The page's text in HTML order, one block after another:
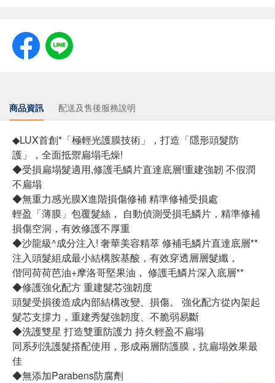
商品資訊 配送及售後服務說明
​◆LUX首創*「極輕光護膜技術」，打造「隱形頭髮防
護」，全面抵禦扁塌毛燥!
​◆受損扁塌髮適用,修護毛鱗片直達底層!重建強韌 不假潤
不扁塌
◆無重力感光膜X進階損傷修補 精準修補受損處
輕盈「薄膜」包覆髮絲， 自動偵測受損毛鱗片，精準修補
損傷空洞，有效修護不厚重
◆沙龍級^成分注入! 奢華美容精萃 修補毛鱗片直達底層**
注入頭髮組成最小結構胺基酸，有效穿透層層髮纖，
偕同荷荷芭油+摩洛哥堅果油， 修護毛鱗片深入底層**
◆修護強化配方 重建髮芯強韌度
頭髮受損後造成內部結構改變、損傷。 強化配方從內架起
髮芯支撐力，重建秀髮強韌度、不脆弱易斷
◆洗護雙星 打造雙重防護力 持久輕盈不扁塌
同系列洗護髮搭配使用，形成兩層防護膜，抗扁塌效果最
佳
◆無添加Parabens防腐劑